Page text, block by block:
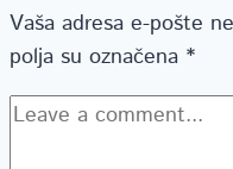
Vaša adresa e-pošte
polja su označena *